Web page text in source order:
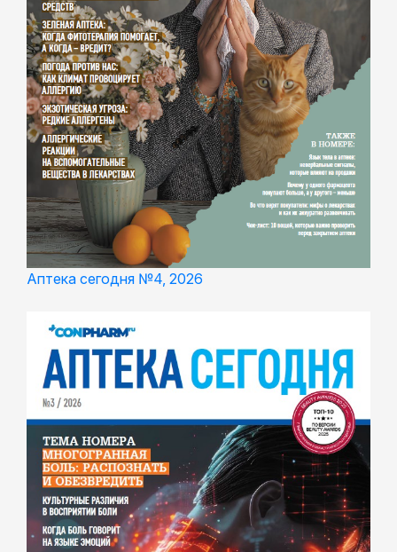
Аптека сегодня №4, 2026